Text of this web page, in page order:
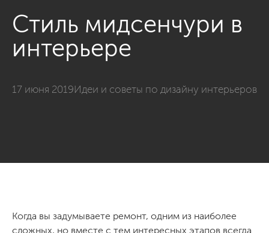
Стиль мидсенчури в
интерьере
17 июня 2019Идеи и советы по дизайну интерьеров
Когда вы задумываете ремонт, одним из наиболее
сложных, но вместе с тем интересных этапов всегда